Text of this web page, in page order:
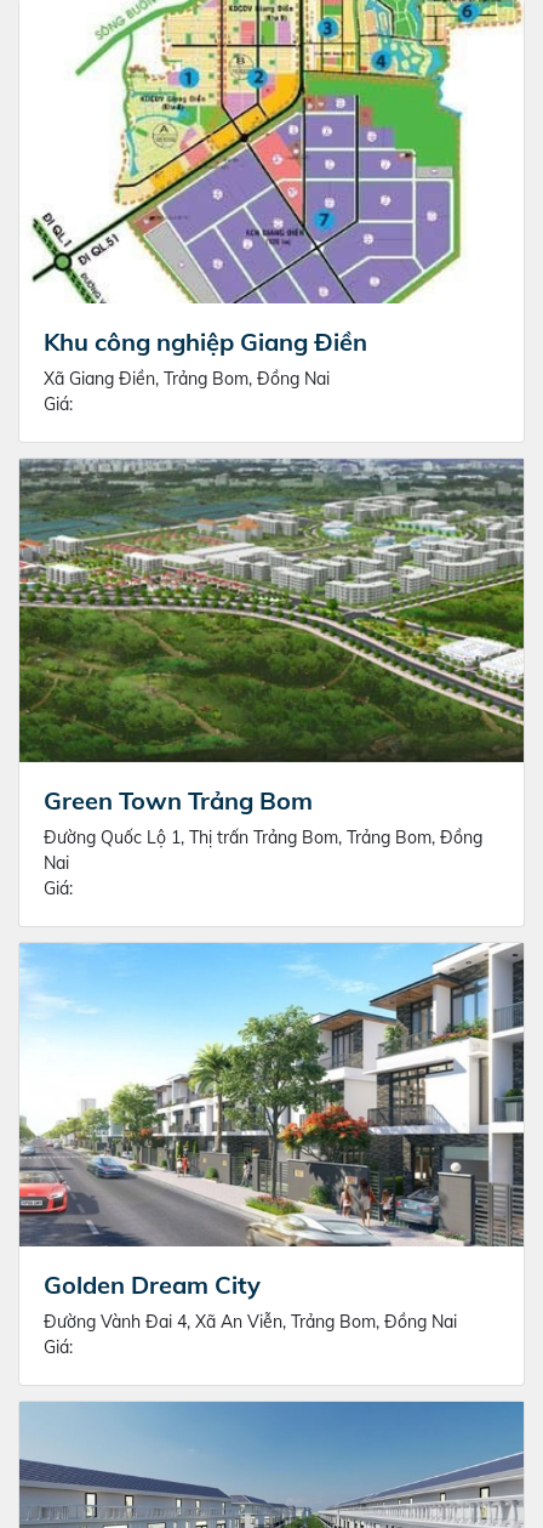
Khu công nghiệp Giang Điền
Xã Giang Điền, Trảng Bom, Đồng Nai
Giá:
Green Town Trảng Bom
Đường Quốc Lộ 1, Thị trấn Trảng Bom, Trảng Bom, Đồng
Nai
Giá:
Golden Dream City
Đường Vành Đai 4, Xã An Viễn, Trảng Bom, Đồng Nai
Giá: